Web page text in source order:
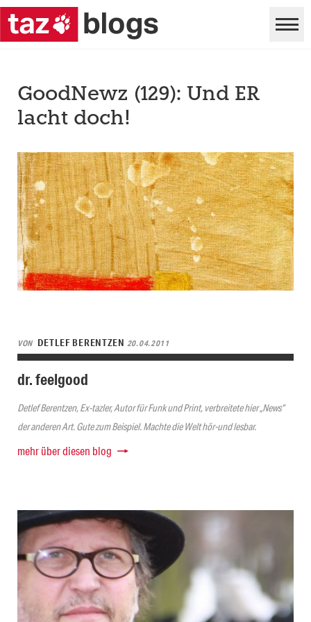
GoodNewz (129): Und ER
lacht doch!
VON DETLEF BERENTZEN 20.04.2011
dr. feelgood
Detlef Berentzen, Ex-tazler, Autor für Funk und Print, verbreitete hier „News“
der anderen Art. Gute zum Beispiel. Machte die Welt hör-und lesbar.
mehr über diesen blog